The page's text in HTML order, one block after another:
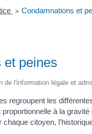
> Condamnations et
et peines
de l'information légale et
regroupent les
à la
chaque citoyen,